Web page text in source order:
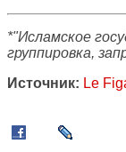
*"Исламское
группировка,
Источник: Le